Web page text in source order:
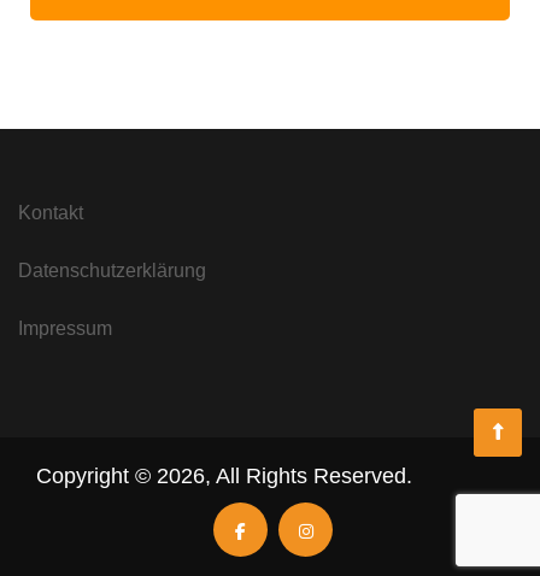
Kontakt
Datenschutzerklärung
Impressum
Copyright © 2026, All Rights Reserved.